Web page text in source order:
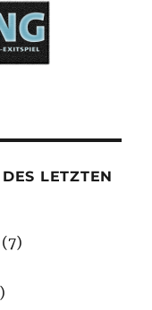
LETZTEN
(7)